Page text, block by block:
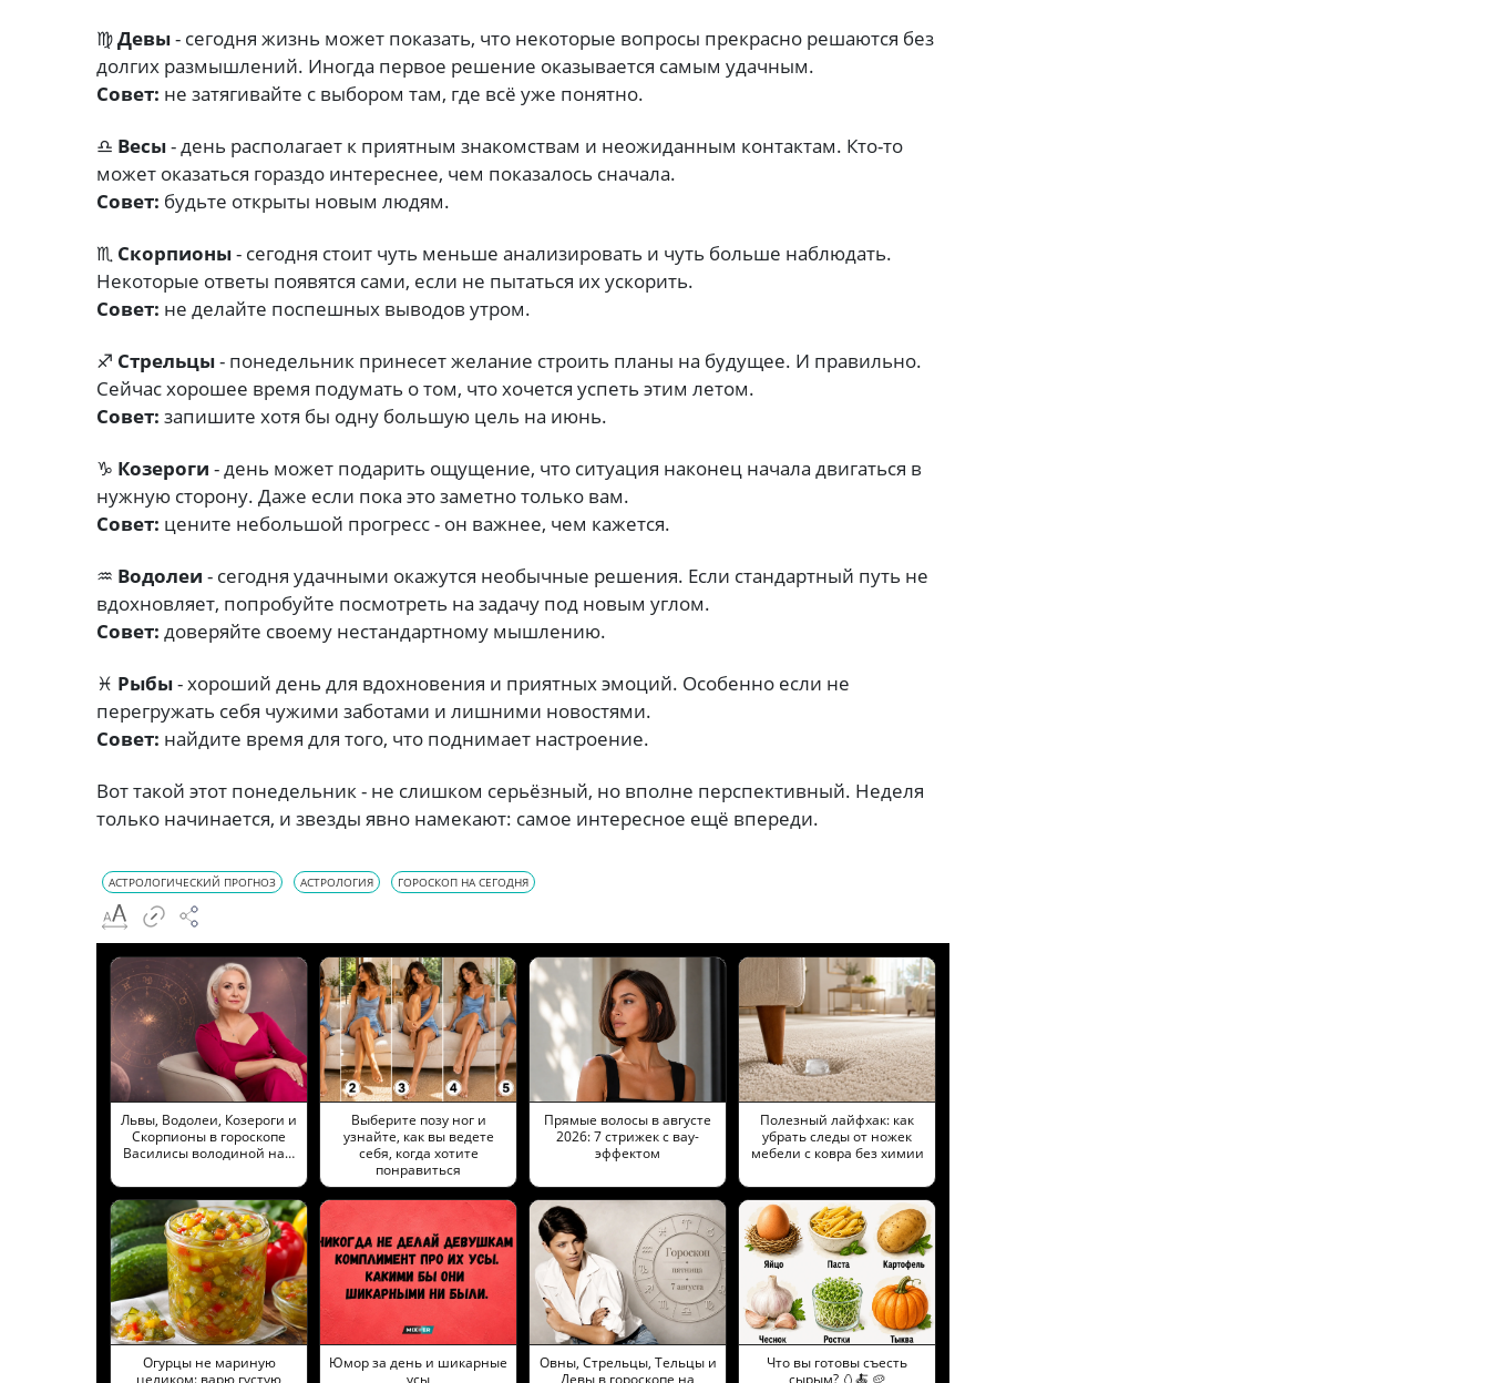
♍Девы- сегодня жизнь может показать, что некоторые вопросы прекрасно решаются без
долгих размышлений. Иногда первое решение оказывается самым удачным.
Совет: не затягивайте с выбором там, где всё уже понятно.
♎ Весы- день располагает к приятным знакомствам и неожиданным контактам. Кто-то
может оказаться гораздо интереснее, чем показалось сначала.
Совет: будьте открыты новым людям.
♏ Скорпионы- сегодня стоит чуть меньше анализировать и чуть больше наблюдать.
Некоторые ответы появятся сами, если не пытаться их ускорить.
Совет: не делайте поспешных выводов утром.
♐ Стрельцы- понедельник принесет желание строить планы на будущее. И правильно.
Сейчас хорошее время подумать о том, что хочется успеть этим летом.
Совет: запишите хотя бы одну большую цель на июнь.
♑ Козероги - день может подарить ощущение, что ситуация наконец начала двигаться в
нужную сторону. Даже если пока это заметно только вам.
Совет: цените небольшой прогресс - он важнее, чем кажется.
♒ Водолеи - сегодня удачными окажутся необычные решения. Если стандартный путь не
вдохновляет, попробуйте посмотреть на задачу под новым углом.
Совет: доверяйте своему нестандартному мышлению.
♓ Рыбы- хороший день для вдохновения и приятных эмоций. Особенно если не
перегружать себя чужими заботами и лишними новостями.
Совет: найдите время для того, что поднимает настроение.
Вот такой этот понедельник - не слишком серьёзный, но вполне перспективный. Неделя
только начинается, и звезды явно намекают: самое интересное ещё впереди.
АСТРОЛОГИЧЕСКИЙ ПРОГНОЗ АСТРОЛОГИЯ ГОРОСКОП НА СЕГОДНЯ
Львы, Водолеи, Козероги и
Скорпионы в гороскопе
Василисы володиной на…
Выберите позу ног и
узнайте, как вы ведете
себя, когда хотите
понравиться
Прямые волосы в августе
2026: 7 стрижек с вау-
эффектом
Полезный лайфхак: как
убрать следы от ножек
мебели с ковра без химии
Огурцы не мариную
Юмор за день и шикарные
Овны, Стрельцы, Тельцы и
Что вы готовы съесть